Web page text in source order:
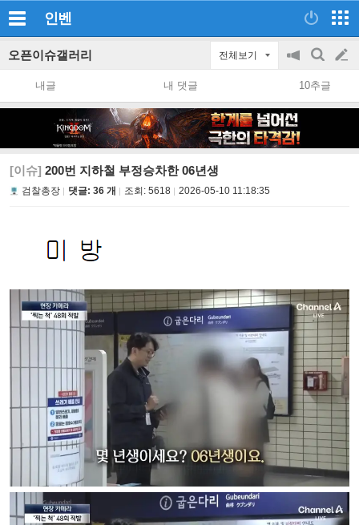
인벤
오픈이슈갤러리 전체보기
공
지
on/off
검
색
글
쓰
내글 내 댓글 10추글
[이슈] 200번 지하철 부정승차한 06년생
검찰총장 댓글: 36 개 조회: 5618 2026-05-10 11:18:35